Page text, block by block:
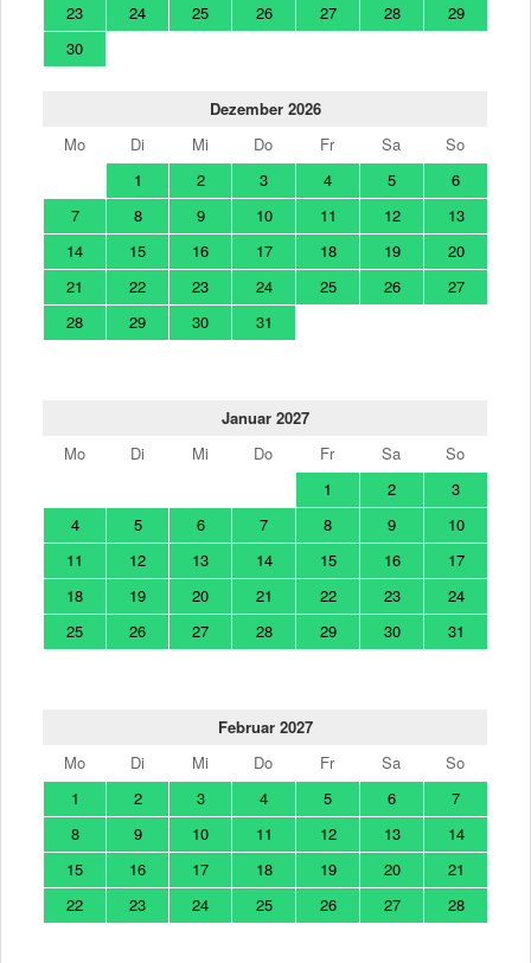
23
24 25 26 27 28
29
30
Dezember 2026
Mo
Di Mi Do Fr Sa
So
1
2 3 4 5
6
7
8 9 10 11 12
13
14
15 16 17 18 19
20
21
22 23 24 25 26
27
28
29 30 31
Januar 2027
Mo
Di Mi Do Fr Sa
So
1
2
3
4
5 6 7 8 9
10
11
12 13 14 15 16
17
18
19 20 21 22 23
24
25
26 27 28 29 30 31
Februar 2027
Mo
Di Mi Do Fr Sa
So
1
2 3 4 5 6
7
8
9 10 11 12 13
14
15
16 17 18 19 20
21
22
23 24 25 26 27 28